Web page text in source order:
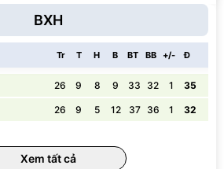
BXH
Tr T H B BT BB +/- Đ
26 9 8 9 33 32 1 35
26 9 5 12 37 36 1 32
Xem tất cả